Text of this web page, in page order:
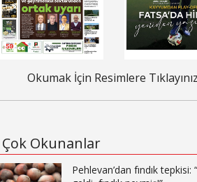
Okumak İçin Resimlere
Okunanlar
Pehlevan’dan fındık tepkisi: